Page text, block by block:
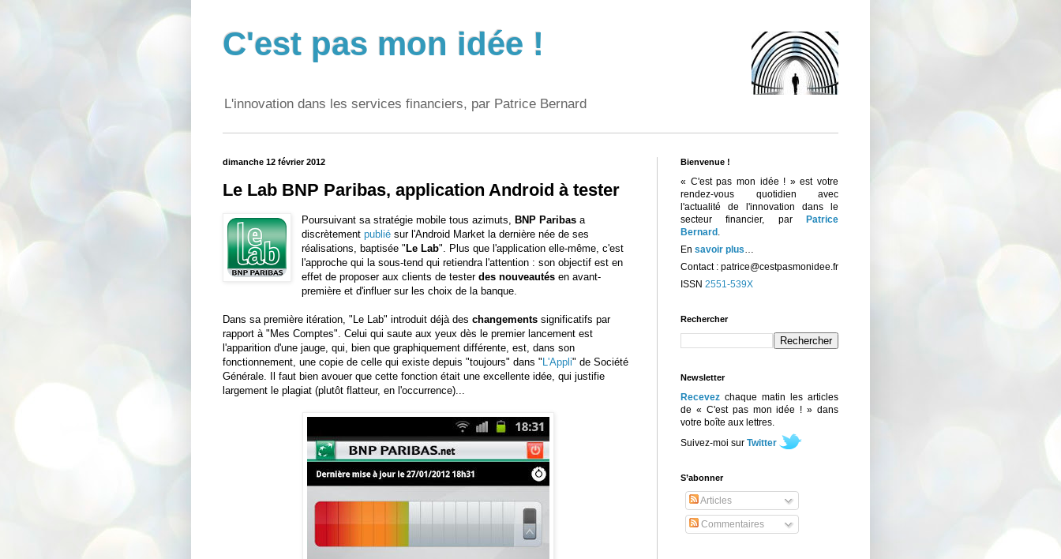
C'est pas mon idée !
L'innovation dans les services financiers, par Patrice Bernard
dimanche 12 février 2012
Le Lab BNP Paribas, application Android à tester
Poursuivant sa stratégie mobile tous azimuts, BNP Paribas a
discrètementpublié sur l'Android Market la dernière née de ses
réalisations, baptisée " Le Lab". Plus que l'application elle-même, c'est
l'approche qui la sous-tend qui retiendra l'attention : son objectif est en
effet de proposer aux clients de testerdes nouveautés en avant-
première et d'influer sur les choix de la banque.
Dans sa première itération, "Le Lab" introduit déjà des changements significatifs par
rapport à "Mes Comptes". Celui qui saute aux yeux dès le premier lancement est
l'apparition d'une jauge, qui, bien que graphiquement différente, est, dans son
fonctionnement, une copie de celle qui existe depuis "toujours" dans " L'Appli" de Société
Générale. Il faut bien avouer que cette fonction était une excellente idée, qui justifie
largement le plagiat (plutôt flatteur, en l'occurrence)...
Bienvenue !
« C'est pas mon idée ! » est votre
rendez-vous quotidien avec
l'actualité de l'innovation dans le
secteur financier, par
Patrice
Bernard .
En savoir plus…
Contact : patrice@cestpasmonidee.fr
ISSN 2551-539X
Rechercher
Newsletter
Recevez chaque matin les articles
de « C'est pas mon idée ! » dans
votre boîte aux lettres.
Suivez-moi sur Twitter
S’abonner
Articles
Commentaires